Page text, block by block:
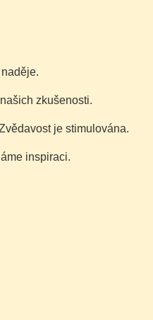
zkušenosti.
je stimulována.
inspiraci.